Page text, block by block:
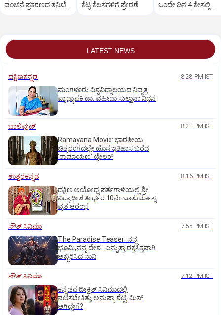
ವಂಚನೆ ಪ್ರಕರಣದ ತನಿಖೆ
ಕೆಟ್ಟ ಕೆಲಸಗಳಿಗೆ ಪ್ರೇರಣೆ
ಒಂದೇ ದಿನ 4 ಕೇಸಲ್ಲಿ
LATEST NEWS
ದಕ್ಷಿಣಕನ್ನಡ 8:28 PM IST
ಮಂಗಳೂರು ವಿಶ್ವವಿದ್ಯಾಲಯದ ನಿವೃತ್ತ
ಪ್ರಾಧ್ಯಾಪಕಿ ಡಾ. ವಹೀದಾ ಸುಲ್ತಾನಾ ನಿಧನ
ಬಾಲಿವುಡ್‌ 8:21 PM IST
Ramayana Movie: ಭಾರತೀಯ
ಚಿತ್ರರಂಗದಲ್ಲೇ ಹೊಸ ಇತಿಹಾಸ ಬರೆದ
ʼರಾಮಾಯಣʼ ಟ್ರೇಲರ್
ಉತ್ತರಕನ್ನಡ 8:16 PM IST
ದಕ್ಷಿಣ ಅಯೋಧ್ಯ ಪರ್ತಗಾಳಿಯಲ್ಲಿ ಶ್ರೀ
ವಿದ್ಯಾಧೀಶ ತೀರ್ಥರ 10ನೇ ಚಾತುರ್ಮಾಸ್ಯ
ವ್ರತ ಆರಂಭ
ಸೌತ್‌ ಸಿನಿಮಾ 7:55 PM IST
The Paradise Teaser: ನನ್ನ
ಭೂಮಿ,ನನ್ನ ದೇಶ.. ಎನ್ನುತ್ತಾ ರಕ್ತಸಿಕ್ತವಾಗಿ
ಅಬ್ಬರಿಸಿದ ನಾನಿ
ಸೌತ್‌ ಸಿನಿಮಾ 7:12 PM IST
ಕನ್ನಡದ ದೀಕ್ಷಿತ್‌ ಸಿನಿಮಾದಲ್ಲಿ
ನಟಿಸಬೇಕಿತ್ತು ಅನುಷ್ಕಾ ಶೆಟ್ಟಿ: ಮಿಸ್‌
ಆಗಿದ್ದೇಗೆ?